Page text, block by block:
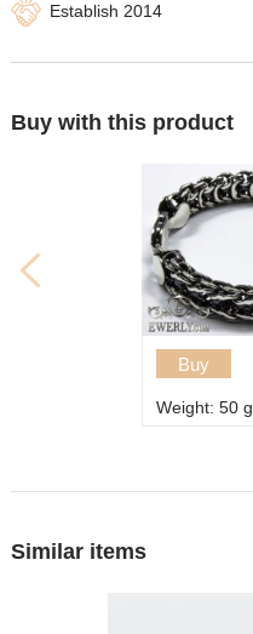
Establish 2014
Buy with this product
Buy
Weight: 50 g
Similar items